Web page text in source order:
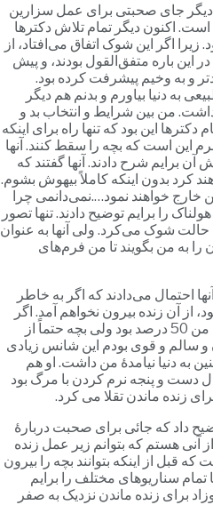
دیگر جای صحبتی برای عمل سزارین
اکنون دیگر تمام تلاش دکترها
اگر این شوک اتفاق می‌افتاد، از
باره متفق‌القول بودند، و پیش
و به وخیم پیشرفت کرده بود.
به دنیا بیاورم و بدنم هم دیگر
من بین شرایط و انتخاب بد و
این بود که تنها راه برای اینکه
این است که بچه را سقط کنند. آنها
آن برایم شرح دادند. آنها گفتند که
کرد بدون اینکه کاملاً بیهوش بشوم.
خواهند نمود….نمی‌دانمی چرا
را برایم توضیح دادند. تنها تصور
شوک می‌کرد. ولی آنها به عنوان
را به من بگویند تا من فرم‌های
احتمال می‌دادند که اگر به خاطر
آن زنده بیرون نخواهم آمد. اگر
قبول می‌کردم شانس زنده ماندن من 50 درصد بود ولی بچه حتماً از
و قوی بودم این شانس زیادی
به دنیا نیامدۀ من داشت. او هم
دست و پنجه نرم کردن با مرگ بود
زنده ماندن تقلا می کرد.
داد که جائی برای صحبت دربارۀ
هستم که بتوانم زیر عمل زنده
75 درصد داشت که قبل از اینکه بتوانند بچه را بیرون
سناریوهای مختلف را برایم
برای زنده ماندن نزدیک به صفر